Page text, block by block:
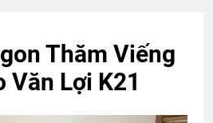
1 Nhảy Dù VNCH
Ago
Thăm Viếng
Văn Lợi K21